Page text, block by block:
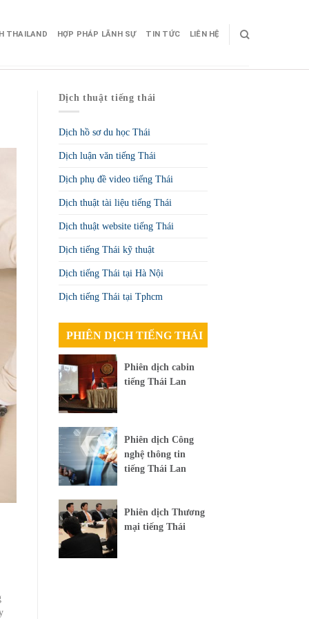
THAILAND HỢP PHÁP LÃNH SỰ TIN TỨC LIÊN HỆ
Dịch thuật tiếng thái
Dịch hồ sơ du học Thái
Dịch luận văn tiếng Thái
Dịch phụ đề video tiếng Thái
Dịch thuật tài liệu tiếng Thái
Dịch thuật website tiếng Thái
Dịch tiếng Thái kỹ thuật
Dịch tiếng Thái tại Hà Nội
Dịch tiếng Thái tại Tphcm
PHIÊN DỊCH TIẾNG THÁI
Phiên dịch cabin
tiếng Thái Lan
Phiên dịch Công
nghệ thông tin
tiếng Thái Lan
Phiên dịch Thương
mại tiếng Thái